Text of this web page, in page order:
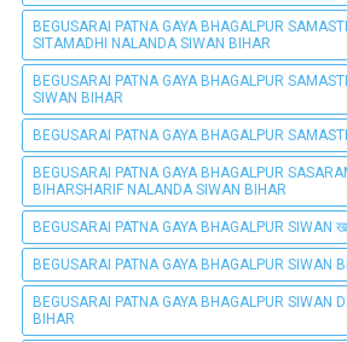
BEGUSARAI PATNA GAYA BHAGALPUR
SITAMADHI NALANDA SIWAN BIHAR
BEGUSARAI PATNA GAYA BHAGALPUR
SIWAN BIHAR
BEGUSARAI PATNA GAYA BHAGALPUR
BEGUSARAI PATNA GAYA BHAGALPUR
BIHARSHARIF NALANDA SIWAN BIHAR
BEGUSARAI PATNA GAYA BHAGALPUR SIWAN
BEGUSARAI PATNA GAYA BHAGALPUR SIWAN
BEGUSARAI PATNA GAYA BHAGALPUR SIWAN
BIHAR